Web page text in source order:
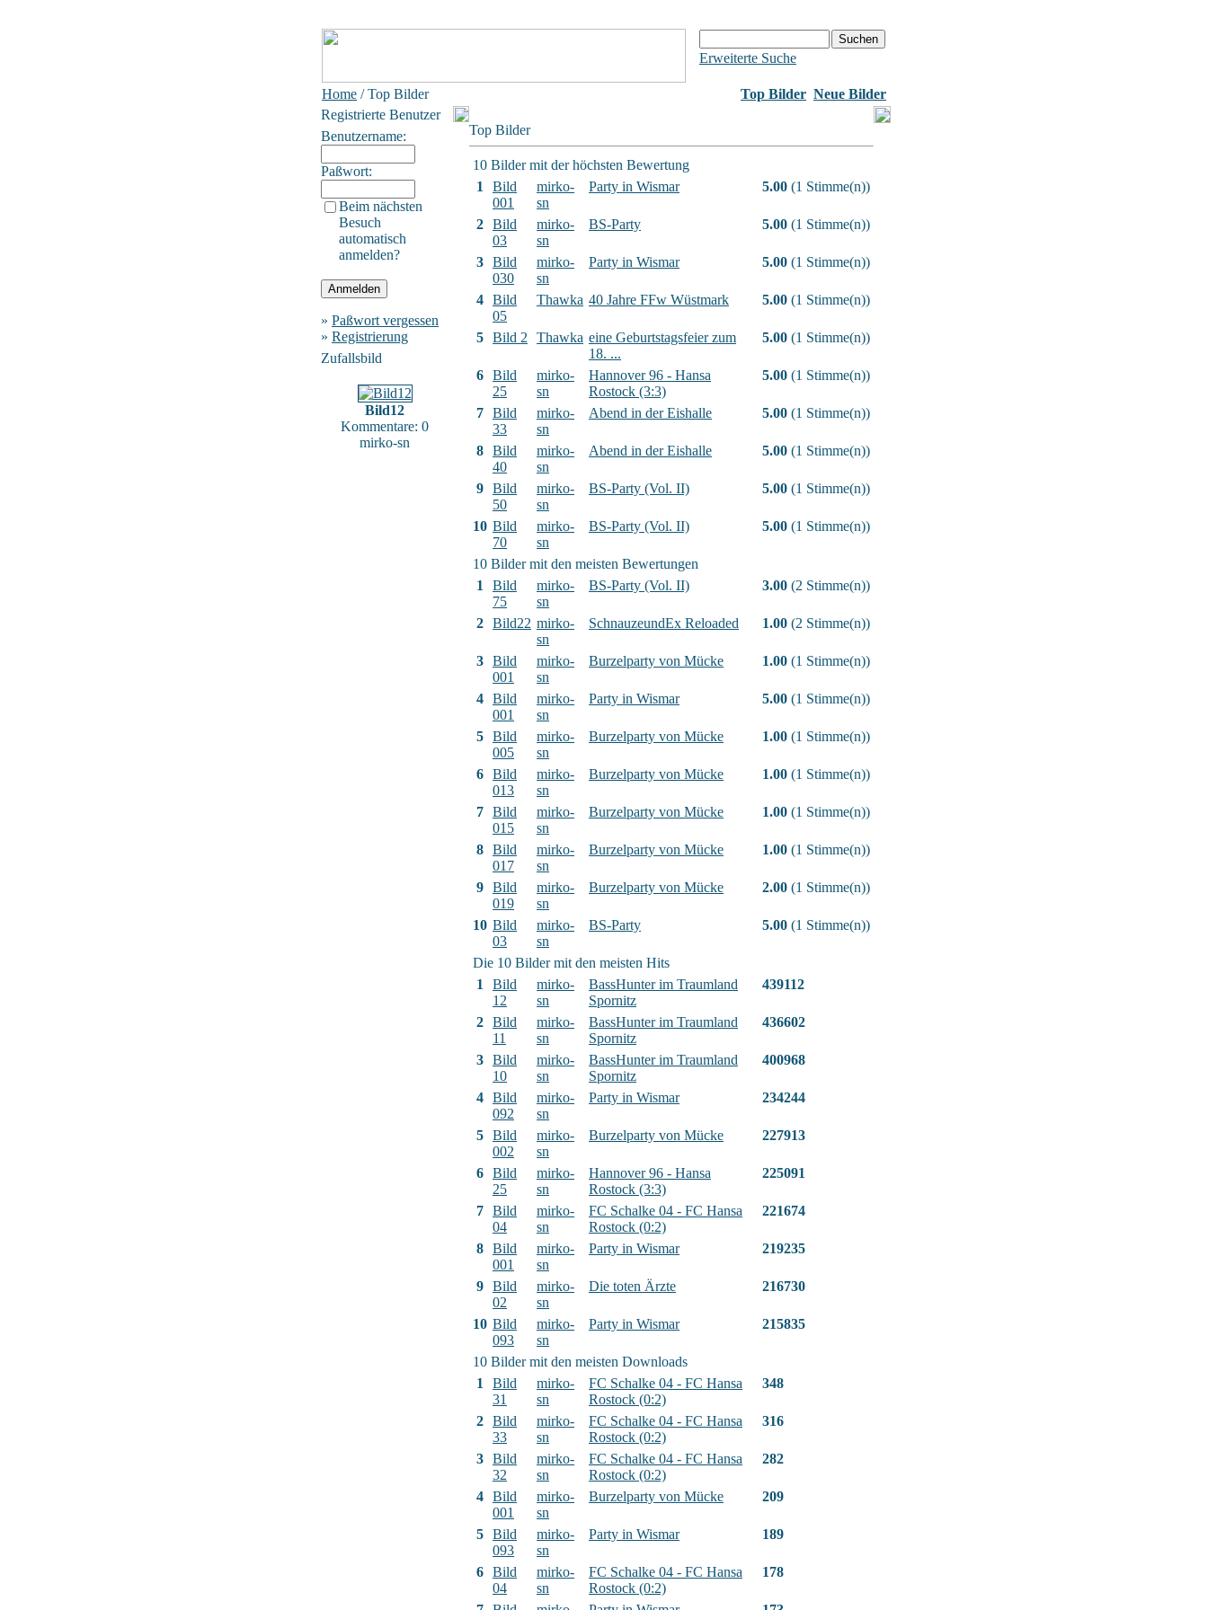
Erweiterte Suche
Home / Top Bilder Top Bilder Neue Bilder
Registrierte Benutzer
Benutzername:
Paßwort:
Beim nächsten
Besuch
automatisch
anmelden?
» Paßwort vergessen
» Registrierung
Zufallsbild
Bild12
Kommentare: 0
mirko-sn
Top Bilder
10 Bilder mit der höchsten Bewertung
1
Bild
001
mirko-
sn
Party in Wismar 5.00 (1 Stimme(n))
2 Bild
03
mirko-
sn
BS-Party 5.00 (1 Stimme(n))
3 Bild
030
mirko-
sn
Party in Wismar 5.00 (1 Stimme(n))
4 Bild
05
Thawka 40 Jahre FFw Wüstmark 5.00 (1 Stimme(n))
5 Bild 2 Thawka eine Geburtstagsfeier zum
18. ...
5.00 (1 Stimme(n))
6 Bild
25
mirko-
sn
Hannover 96 - Hansa
Rostock (3:3)
5.00 (1 Stimme(n))
7 Bild
33
mirko-
sn
Abend in der Eishalle 5.00 (1 Stimme(n))
8 Bild
40
mirko-
sn
Abend in der Eishalle 5.00 (1 Stimme(n))
9 Bild
50
mirko-
sn
BS-Party (Vol. II) 5.00 (1 Stimme(n))
10 Bild
70
mirko-
sn
BS-Party (Vol. II) 5.00 (1 Stimme(n))
10 Bilder mit den meisten Bewertungen
1
Bild
75
mirko-
sn
BS-Party (Vol. II) 3.00 (2 Stimme(n))
2 Bild22 mirko-
sn
SchnauzeundEx Reloaded 1.00 (2 Stimme(n))
3 Bild
001
mirko-
sn
Burzelparty von Mücke 1.00 (1 Stimme(n))
4 Bild
001
mirko-
sn
Party in Wismar 5.00 (1 Stimme(n))
5 Bild
005
mirko-
sn
Burzelparty von Mücke 1.00 (1 Stimme(n))
6 Bild
013
mirko-
sn
Burzelparty von Mücke 1.00 (1 Stimme(n))
7 Bild
015
mirko-
sn
Burzelparty von Mücke 1.00 (1 Stimme(n))
8 Bild
017
mirko-
sn
Burzelparty von Mücke 1.00 (1 Stimme(n))
9 Bild
019
mirko-
sn
Burzelparty von Mücke 2.00 (1 Stimme(n))
10 Bild
03
mirko-
sn
BS-Party 5.00 (1 Stimme(n))
Die 10 Bilder mit den meisten Hits
1
Bild
12
mirko-
sn
BassHunter im Traumland
Spornitz
439112
2 Bild
11
mirko-
sn
BassHunter im Traumland
Spornitz
436602
3 Bild
10
mirko-
sn
BassHunter im Traumland
Spornitz
400968
4 Bild
092
mirko-
sn
Party in Wismar 234244
5 Bild
002
mirko-
sn
Burzelparty von Mücke 227913
6 Bild
25
mirko-
sn
Hannover 96 - Hansa
Rostock (3:3)
225091
7 Bild
04
mirko-
sn
FC Schalke 04 - FC Hansa
Rostock (0:2)
221674
8 Bild
001
mirko-
sn
Party in Wismar 219235
9 Bild
02
mirko-
sn
Die toten Ärzte 216730
10 Bild
093
mirko-
sn
Party in Wismar 215835
10 Bilder mit den meisten Downloads
1
Bild
31
mirko-
sn
FC Schalke 04 - FC Hansa
Rostock (0:2)
348
2 Bild
33
mirko-
sn
FC Schalke 04 - FC Hansa
Rostock (0:2)
316
3 Bild
32
mirko-
sn
FC Schalke 04 - FC Hansa
Rostock (0:2)
282
4 Bild
001
mirko-
sn
Burzelparty von Mücke 209
5 Bild
093
mirko-
sn
Party in Wismar 189
6 Bild
04
mirko-
sn
FC Schalke 04 - FC Hansa
Rostock (0:2)
178